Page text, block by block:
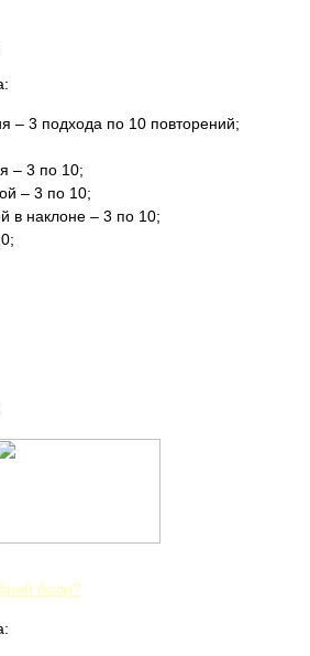
– 3 подхода по 10 повторений;
– 3 по 10;
– 3 по 10;
в наклоне – 3 по 10;
боли?